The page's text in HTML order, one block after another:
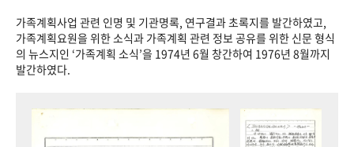
가족계획사업 관련 인명 및 기관명록, 연구결과 초록지를 발간하였고,
가족계획요원을 위한 소식과 가족계획 관련 정보 공유를 위한 신문 형식
의 뉴스지인 ‘가족계획 소식’을 1974년 6월 창간하여 1976년 8월까지
발간하였다.